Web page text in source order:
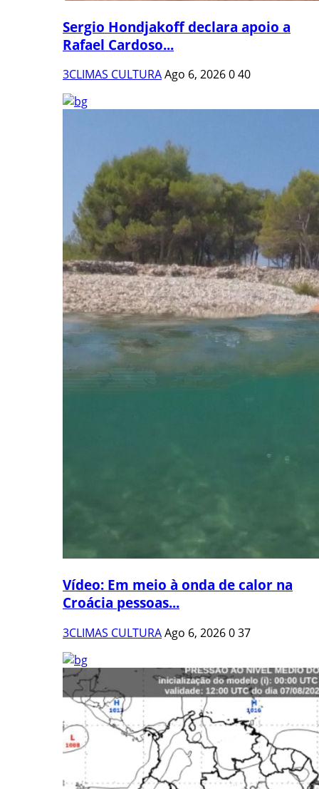
Sergio Hondjakoff declara apoio a
Rafael Cardoso...
3CLIMAS CULTURAAgo 6, 2026040
Vídeo: Em meio à onda de calor na
Croácia pessoas...
3CLIMAS CULTURAAgo 6, 2026037